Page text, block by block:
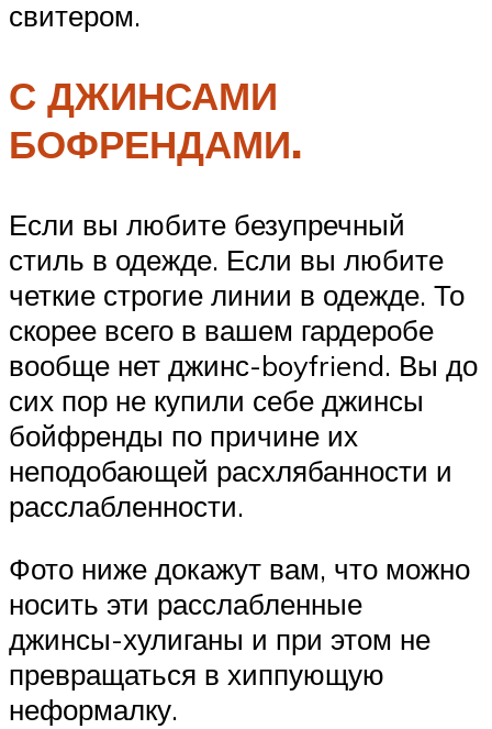
свитером.
С ДЖИНСАМИ
БОФРЕНДАМИ.
Если вы любите безупречный
стиль в одежде. Если вы любите
четкие строгие линии в одежде. То
скорее всего в вашем гардеробе
вообще нет джинс-boyfriend. Вы до
сих пор не купили себе джинсы
бойфренды по причине их
неподобающей расхлябанности и
расслабленности.
Фото ниже докажут вам, что можно
носить эти расслабленные
джинсы-хулиганы и при этом не
превращаться в хиппующую
неформалку.